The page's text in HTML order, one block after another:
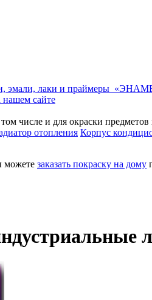
эмали, лаки и праймеры
нашем сайте
числе и для окраски предметов
отопления Корпус
можете заказать покраску на дому